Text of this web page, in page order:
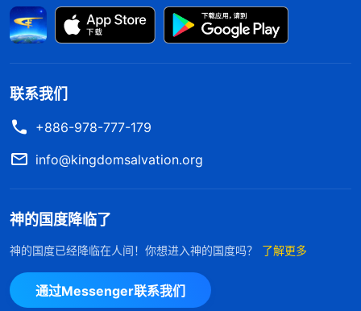
林姊妹交通道：“圣经中所记载的内容是很有限
的，旧约圣经只记载了耶和华神的部分作工，新约圣
经只记载了主耶稣的部分作工，关于神末世的作工，
圣经里只有预言并没有详细记载。神在每个时代只作
会将下步要作的工作提前说出来。就如律法时代，耶
和华神只教导人守诫命、律法，让人学会敬拜神，并
没把恩典时代要作的工作提前说出来。同样，末世主
耶稣回来了，在恩典时代救赎工作的基础上，发表话
语作了审判从神家起首的工作，审判洁净人的败坏性
情，使我们彻底脱离罪的捆绑达到蒙神洁净、拯救，
联系我们
+886-978-777-179
info@kingdomsalvation.org
神的国度降临了
神的国度已经降临在人间！你想进入神的国度吗？ 了解更多
通过Messenger联系我们